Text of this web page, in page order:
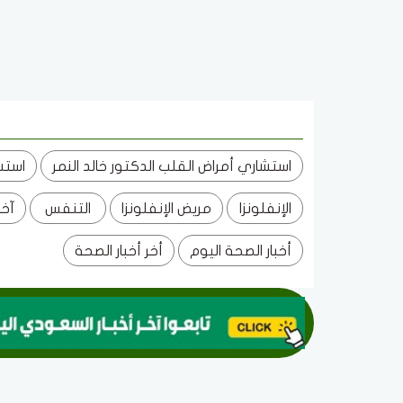
استشاري أمراض القلب الدكتور خالد النمر
الإنفلونزا مريض الإنفلونزا التنفس
أخبار الصحة اليوم أخر أخبار الصحة